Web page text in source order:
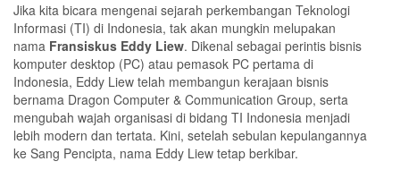
Jika kita bicara mengenai sejarah perkembangan Teknologi
Informasi (TI) di Indonesia, tak akan mungkin melupakan
nama Fransiskus Eddy Liew. Dikenal sebagai perintis bisnis
komputer desktop (PC) atau pemasok PC pertama di
Indonesia, Eddy Liew telah membangun kerajaan bisnis
bernama Dragon Computer & Communication Group, serta
mengubah wajah organisasi di bidang TI Indonesia menjadi
lebih modern dan tertata. Kini, setelah sebulan kepulangannya
ke Sang Pencipta, nama Eddy Liew tetap berkibar.